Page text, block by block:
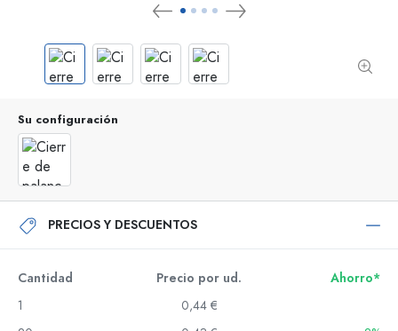
Su configuración
PRECIOS Y DESCUENTOS
Cantidad Precio por ud.
Ahorro*
1
0,44 €